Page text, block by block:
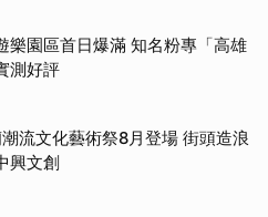
樂園區首日爆滿 知名粉專「高雄
測好評
流文化藝術祭8月登場 街頭造浪
興文創